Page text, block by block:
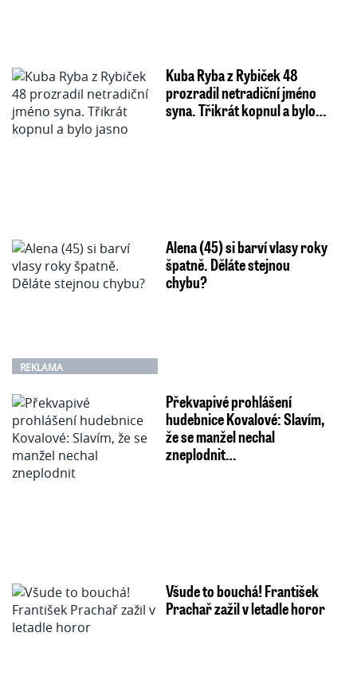
Kuba Ryba z Rybiček 48
prozradil netradiční jméno
syna. Třikrát kopnul a bylo…
REKLAMA
Alena (45) si barví vlasy roky
špatně. Děláte stejnou
chybu?
Překvapivé prohlášení
hudebnice Kovalové: Slavím,
že se manžel nechal
zneplodnit…
Všude to bouchá! František
Prachař zažil v letadle horor